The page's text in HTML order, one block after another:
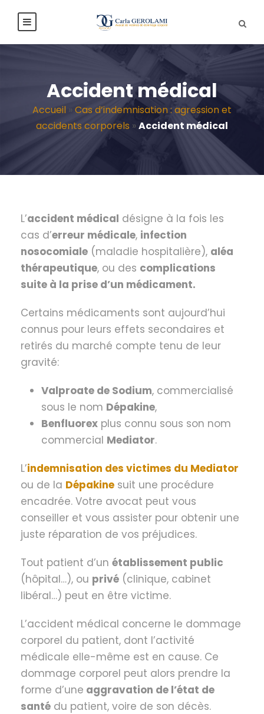
Accident médical
Accueil » Cas d’indemnisation : agression et
accidents corporels » Accident médical
L’accident médical désigne à la fois les
cas d’erreur médicale, infection
nosocomiale (maladie hospitalière), aléa
thérapeutique, ou des complications
suite à la prise d’un médicament.
Certains médicaments sont aujourd’hui
connus pour leurs effets secondaires et
retirés du marché compte tenu de leur
gravité:
Valproate de Sodium, commercialisé
sous le nom Dépakine,
Benfluorex plus connu sous son nom
commercial Mediator.
L’indemnisation des victimes du Mediator
ou de la Dépakine suit une procédure
encadrée. Votre avocat peut vous
conseiller et vous assister pour obtenir une
juste réparation de vos préjudices.
Tout patient d’un établissement public
(hôpital…), ou privé (clinique, cabinet
libéral…) peut en être victime.
L’accident médical concerne le dommage
corporel du patient, dont l’activité
médicale elle-même est en cause. Ce
dommage corporel peut alors prendre la
forme d’une aggravation de l’état de
santé du patient, voire de son décès.